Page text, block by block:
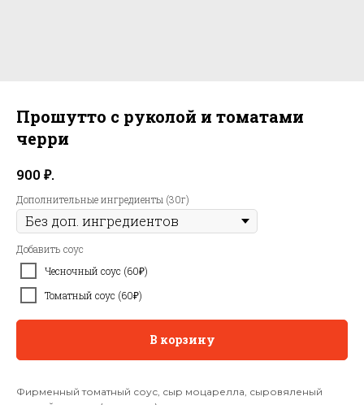
Прошутто с руколой и томатами
черри
900 ₽.
Дополнительные ингредиенты (30г)
Добавить соус
Чесночный соус (60₽)
Томатный соус (60₽)
В корзину
Фирменный томатный соус, сыр моцарелла, сыровяленый